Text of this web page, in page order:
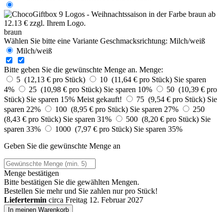
braun
Wählen Sie bitte eine Variante Geschmacksrichtung: Milch/weiß
Milch/weiß
Bitte geben Sie die gewünschte Menge an. Menge:
5 (12,13 € pro Stück)
10 (11,64 € pro Stück) Sie sparen
4%
25 (10,98 € pro Stück) Sie sparen 10%
50 (10,39 € pro
Stück) Sie sparen 15% Meist gekauft! 75 (9,54 € pro Stück) Sie
sparen 22%
100 (8,95 € pro Stück) Sie sparen 27%
250
(8,43 € pro Stück) Sie sparen 31% 500 (8,20 € pro Stück) Sie
sparen 33%
1000 (7,97 € pro Stück) Sie sparen 35%
Geben Sie die gewünschte Menge an
Menge bestätigen
Bitte bestätigen Sie die gewählten Mengen.
Bestellen Sie mehr und Sie zahlen nurpro Stück!
Liefertermin circa Freitag 12. Februar 2027
In meinen Warenkorb